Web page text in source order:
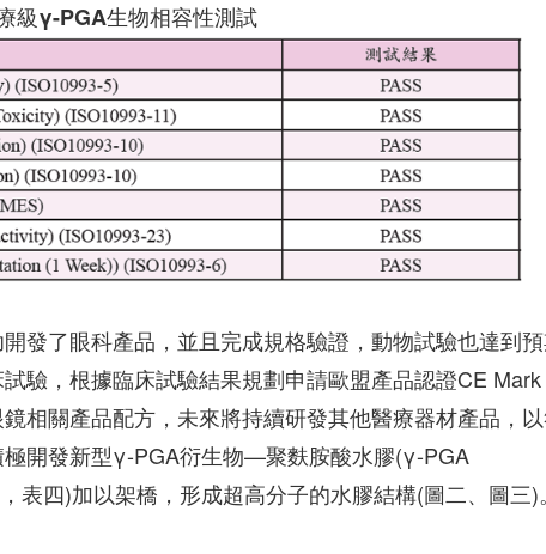
級γ-PGA生物相容性測試
發了眼科產品，並且完成規格驗證，動物試驗也達到
驗，根據臨床試驗結果規劃申請歐盟產品認證CE
相關產品配方，未來將持續研發其他醫療器材產品，
開發新型γ-PGA衍生物—聚麩胺酸水膠(γ-PGA
表四)加以架橋，形成超高分子的水膠結構(圖二、圖三)